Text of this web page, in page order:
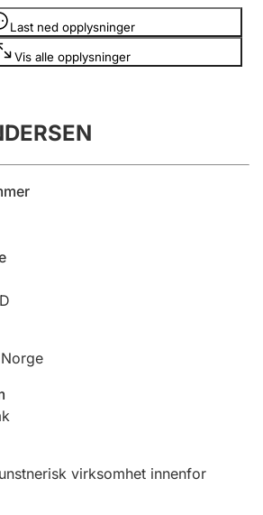
slette
Last ned opplysninger
Vis alle opplysninger
Norge
virksomhet innenfor